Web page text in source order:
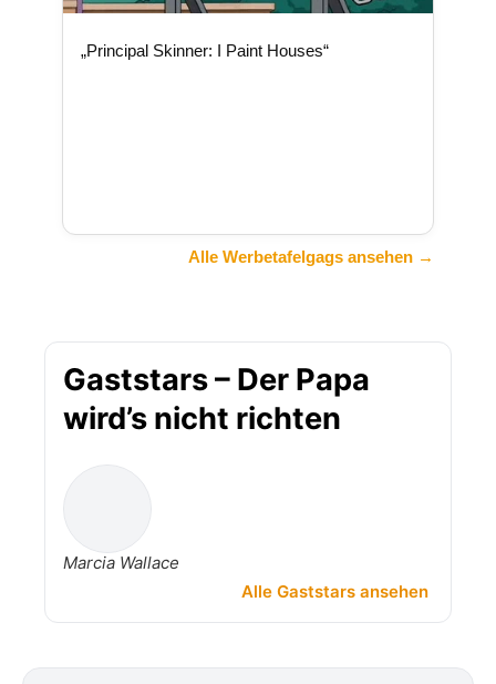
„Principal Skinner: I Paint Houses“
Alle Werbetafelgags ansehen →
Gaststars – Der Papa
wird’s nicht richten
Marcia Wallace
Alle Gaststars ansehen